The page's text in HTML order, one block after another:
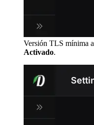
Versión TLS mínima a
Activado.